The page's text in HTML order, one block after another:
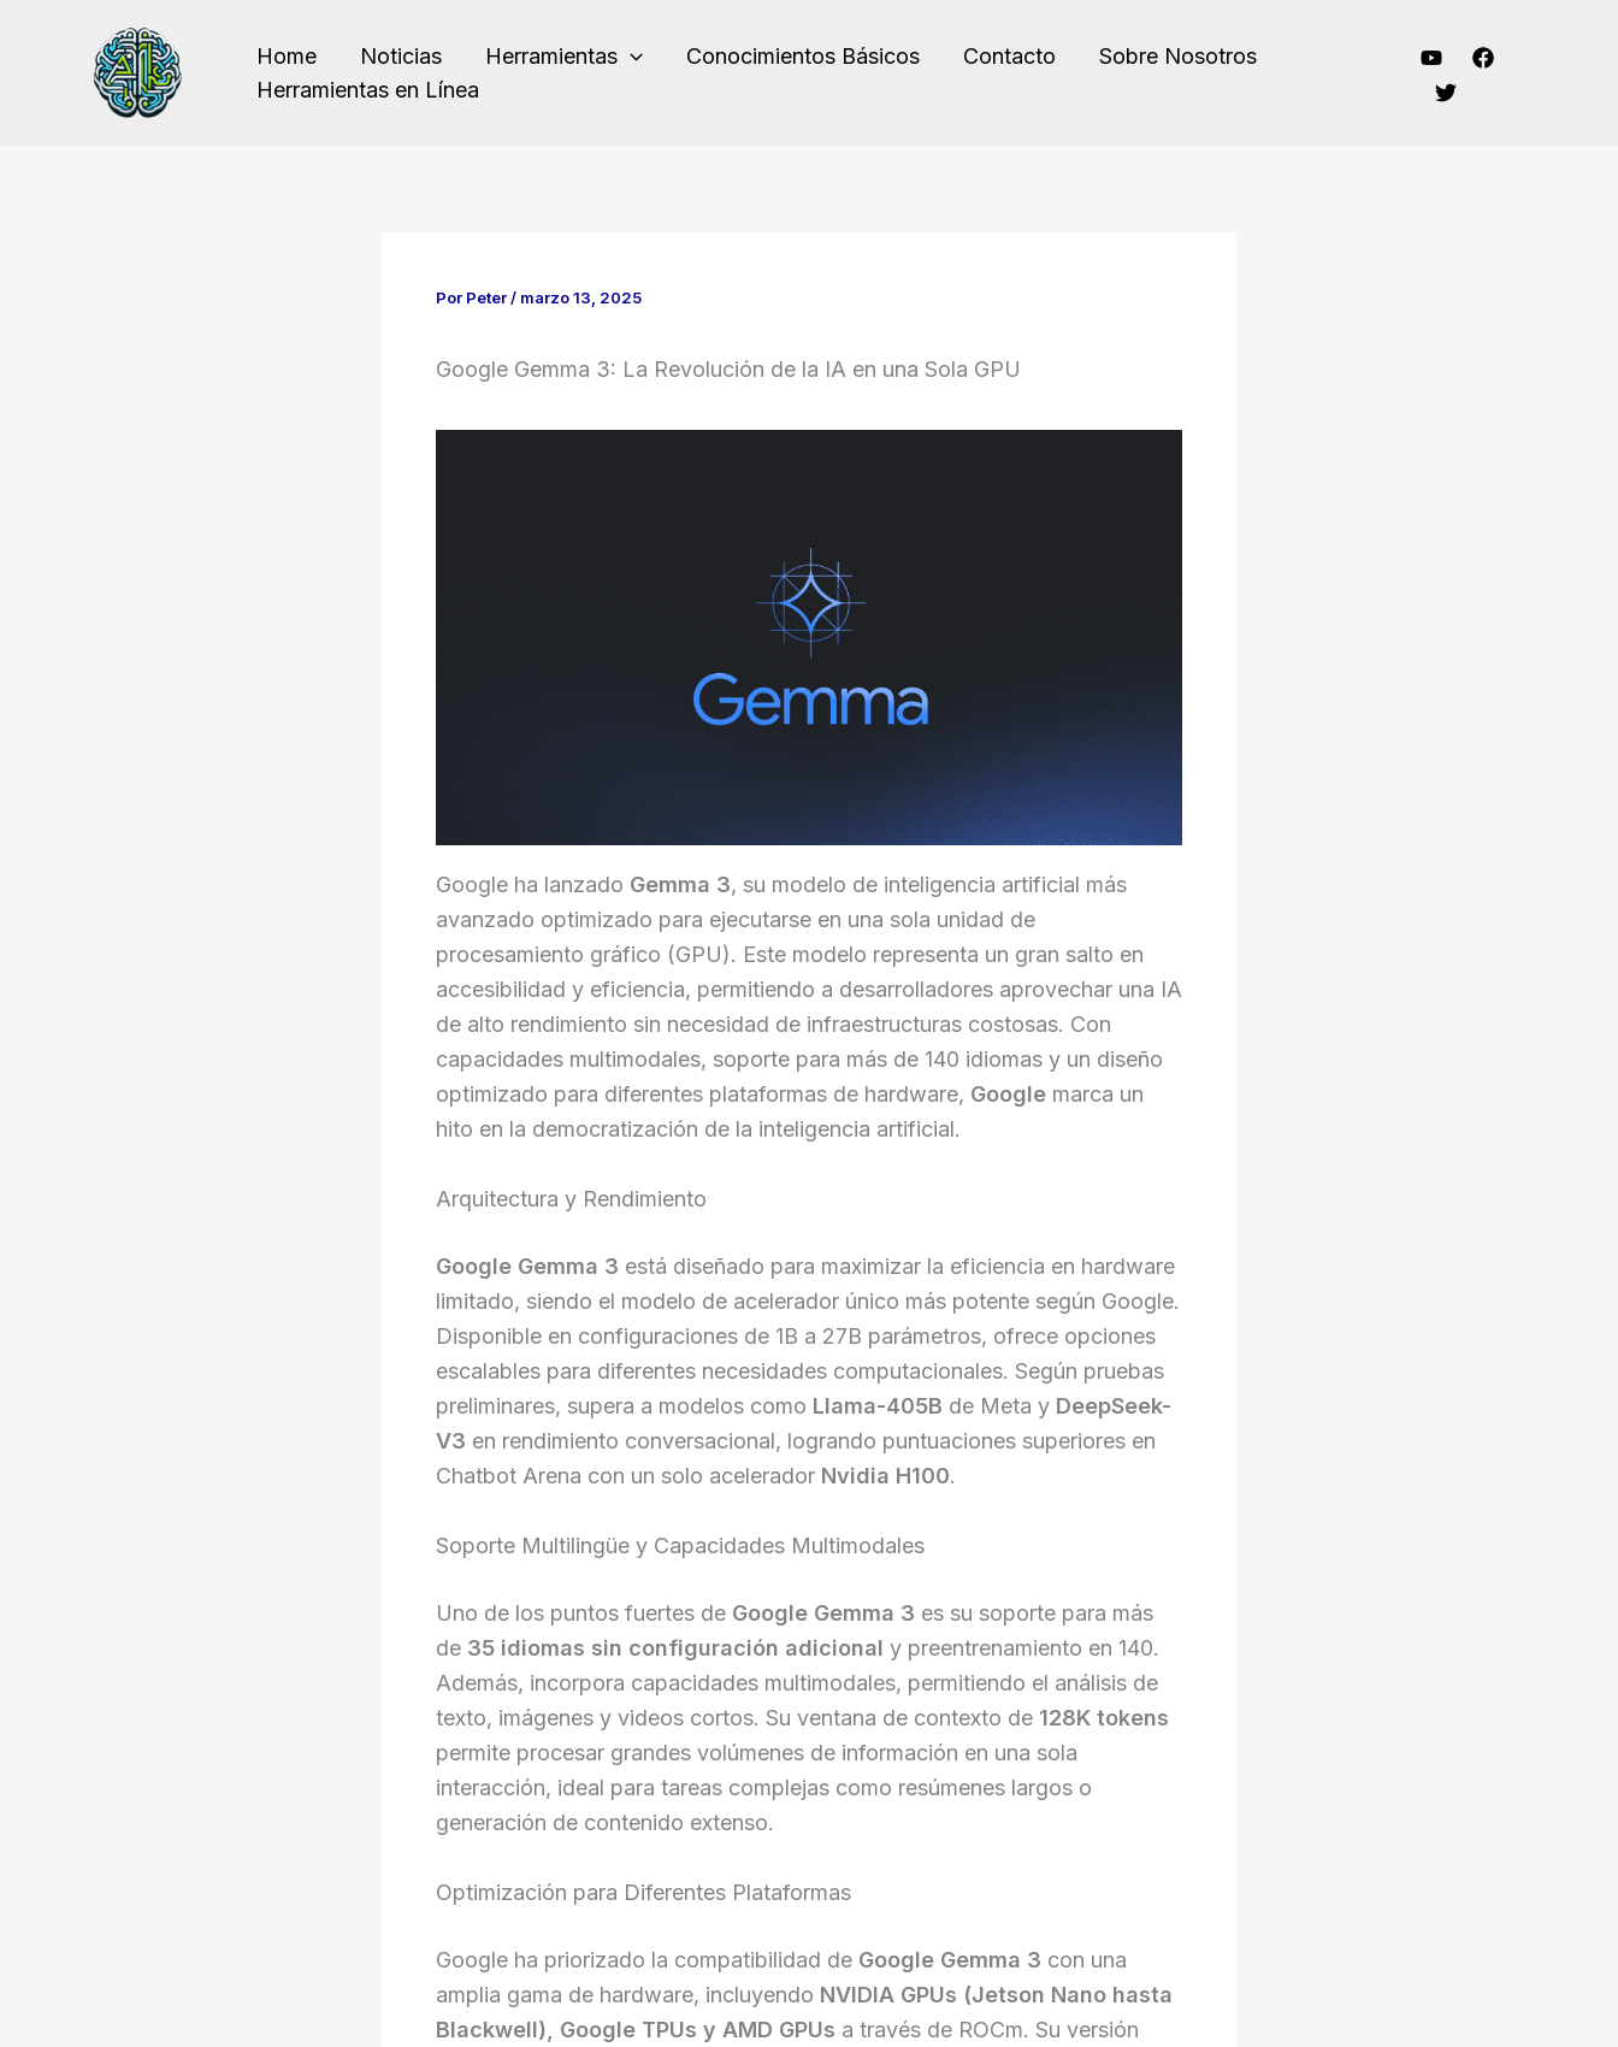
contenido
Home Noticias Herramientas Conocimientos Básicos Contacto
Sobre Nosotros
Herramientas en Línea
Por Peter/ marzo 13, 2025
Google Gemma 3: La Revolución de la IA en una Sola GPU
Google ha lanzado Gemma 3, su modelo de inteligencia artificial más
avanzado optimizado para ejecutarse en una sola unidad de
procesamiento gráfico (GPU). Este modelo representa un gran salto en
accesibilidad y eficiencia, permitiendo a desarrolladores aprovechar una IA
de alto rendimiento sin necesidad de infraestructuras costosas. Con
capacidades multimodales, soporte para más de 140 idiomas y un diseño
optimizado para diferentes plataformas de hardware, Google marca un
hito en la democratización de la inteligencia artificial.
Arquitectura y Rendimiento
Google Gemma 3 está diseñado para maximizar la eficiencia en hardware
limitado, siendo el modelo de acelerador único más potente según Google.
Disponible en configuraciones de 1B a 27B parámetros, ofrece opciones
escalables para diferentes necesidades computacionales. Según pruebas
preliminares, supera a modelos como Llama-405B de Meta y DeepSeek-
V3 en rendimiento conversacional, logrando puntuaciones superiores en
Chatbot Arena con un solo acelerador Nvidia H100.
Soporte Multilingüe y Capacidades Multimodales
Uno de los puntos fuertes de Google Gemma 3 es su soporte para más
de 35 idiomas sin configuración adicional y preentrenamiento en 140.
Además, incorpora capacidades multimodales, permitiendo el análisis de
texto, imágenes y videos cortos. Su ventana de contexto de 128K tokens
permite procesar grandes volúmenes de información en una sola
interacción, ideal para tareas complejas como resúmenes largos o
generación de contenido extenso.
Optimización para Diferentes Plataformas
Google ha priorizado la compatibilidad de Google Gemma 3 con una
amplia gama de hardware, incluyendo NVIDIA GPUs (Jetson Nano hasta
Blackwell), Google TPUs y AMD GPUs a través de ROCm. Su versión